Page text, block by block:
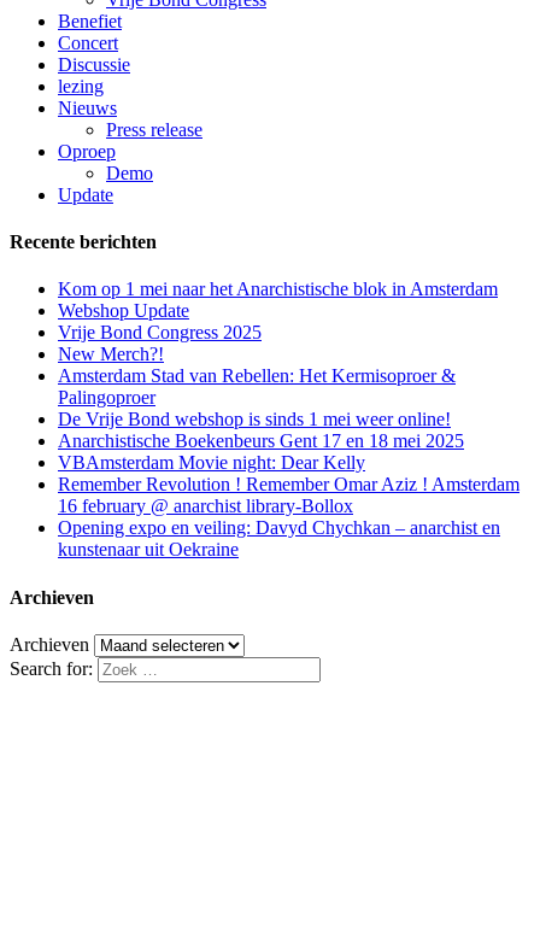
Benefiet
Concert
Discussie
lezing
Nieuws
Press release
Oproep
Demo
Update
Recente berichten
Kom op 1 mei naar het Anarchistische blok in Amsterdam
Webshop Update
Vrije Bond Congress 2025
New Merch?!
Amsterdam Stad van Rebellen: Het Kermisoproer &
Palingoproer
De Vrije Bond webshop is sinds 1 mei weer online!
Anarchistische Boekenbeurs Gent 17 en 18 mei 2025
VBAmsterdam Movie night: Dear Kelly
Remember Revolution ! Remember Omar Aziz ! Amsterdam
16 february @ anarchist library-Bollox
Opening expo en veiling: Davyd Chychkan – anarchist en
kunstenaar uit Oekraine
Archieven
Archieven
Search for: